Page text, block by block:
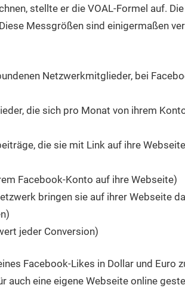
stellte er die VOAL-Formel auf.
Messgrößen sind einigermaßen
Netzwerkmitglieder, bei
die sich pro Monat von ihrem
die sie mit Link auf ihre
Facebook-Konto auf ihre Webseite)
bringen sie auf ihrer Webseite
jeder Conversion)
Facebook-Likes in Dollar und Euro
auch eine eigene Webseite online